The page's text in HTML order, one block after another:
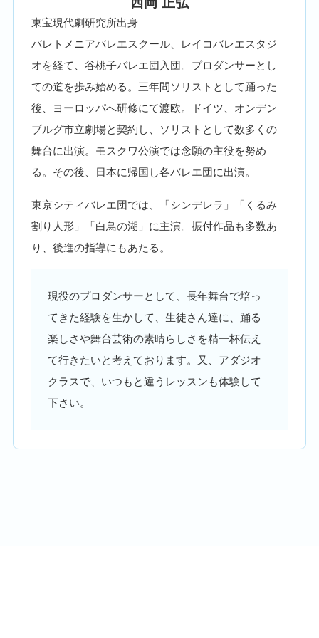
東宝現代劇研究所出身
バレトメニアバレエスクール、レイコバレエスタジ
オを経て、谷桃子バレエ団入団。プロダンサーとし
ての道を歩み始める。三年間ソリストとして踊った
後、ヨーロッパへ研修にて渡欧。ドイツ、オンデン
ブルグ市立劇場と契約し、ソリストとして数多くの
舞台に出演。モスクワ公演では念願の主役を努め
る。その後、日本に帰国し各バレエ団に出演。
東京シティバレエ団では、「シンデレラ」「くるみ
割り人形」「白鳥の湖」に主演。振付作品も多数あ
り、後進の指導にもあたる。
現役のプロダンサーとして、長年舞台で培っ
てきた経験を生かして、生徒さん達に、踊る
楽しさや舞台芸術の素晴らしさを精一杯伝え
て行きたいと考えております。又、アダジオ
クラスで、いつもと違うレッスンも体験して
下さい。